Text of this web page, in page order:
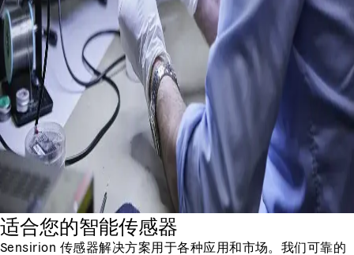
适合您的智能传感器
Sensirion 传感器解决方案用于各种应用和市场。我们可靠的